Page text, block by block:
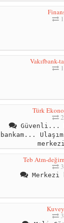
Vakıfbank-
Türk
Güvenli...
bankam...
Teb Atm-
Merkezi